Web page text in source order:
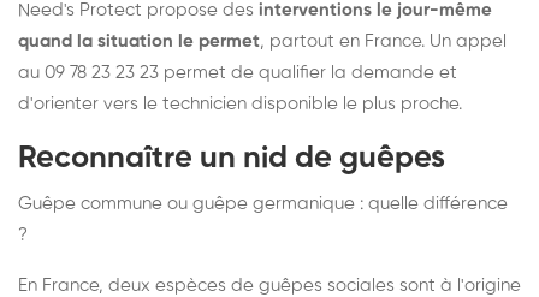
Need's Protect propose des interventions le jour-même
quand la situation le permet, partout en France. Un appel
au 09 78 23 23 23 permet de qualifier la demande et
d'orienter vers le technicien disponible le plus proche.
Reconnaître un nid de guêpes
Guêpe commune ou guêpe germanique : quelle différence
?
En France, deux espèces de guêpes sociales sont à l'origine